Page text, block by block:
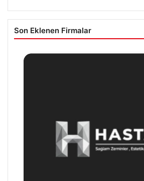
Son Eklenen Firmalar